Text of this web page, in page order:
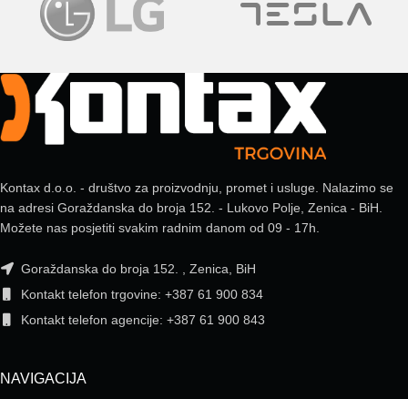
Kontax d.o.o. - društvo za proizvodnju, promet i usluge. Nalazimo se
na adresi Goraždanska do broja 152. - Lukovo Polje, Zenica - BiH.
Možete nas posjetiti svakim radnim danom od 09 - 17h.
Goraždanska do broja 152. , Zenica, BiH
Kontakt telefon trgovine: +387 61 900 834
Kontakt telefon agencije: +387 61 900 843
NAVIGACIJA